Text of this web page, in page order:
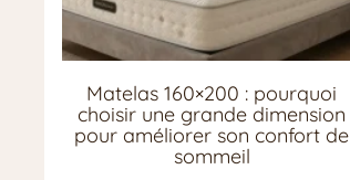
Matelas 160×200 : pourquoi
choisir une grande dimension
pour améliorer son confort de
sommeil